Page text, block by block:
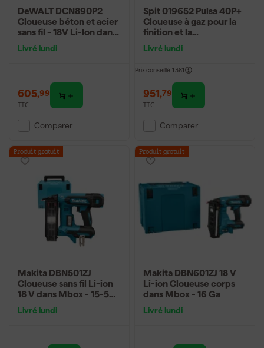
DeWALT DCN890P2
Cloueuse béton et acier
sans fil - 18V Li-Ion dans
Livré lundi
605,99
TTC
Comparer
Spit 019652 Pulsa 40P+
Cloueuse à gaz pour la
finition et la
un coffret - 15-40 mm -
J
Livré lundi
Prix conseillé 1 381
951,79
TTC
Comparer
Produit gratuit
Makita DBN501ZJ
Cloueuse sans fil Li-ion
18 V dans Mbox - 15-50
Livré lundi
Produit gratuit
Makita DBN601ZJ 18 V
Li-ion Cloueuse corps
dans Mbox - 16 Ga
Livré lundi